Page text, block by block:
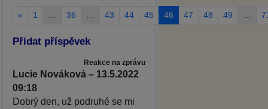
« 1 36 43 44 45 46 47 48 49
Přidat příspěvek
Reakce na zprávu
Lucie Nováková – 13.5.2022
09:18
Dobrý den, už podruhé se mi